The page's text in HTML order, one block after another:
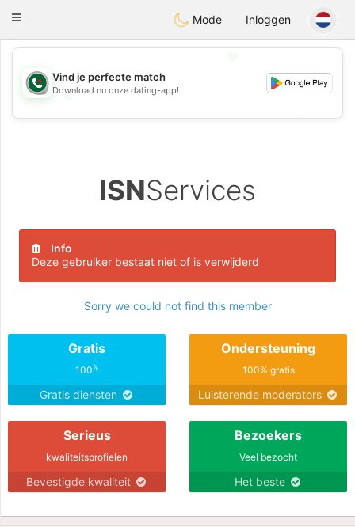
Weshrak
Toggle
Mode Inloggen
💖
💕
Vind je perfecte match
Download nu onze dating-app!
ISNServices
Info
Deze gebruiker bestaat niet of is verwijderd
Sorry we could not find this member
Gratis
100%
Gratis diensten
Ondersteuning
100% gratis
Luisterende moderators
Serieus
kwaliteitsprofielen
Bevestigde kwaliteit
Bezoekers
Veel bezocht
Het beste